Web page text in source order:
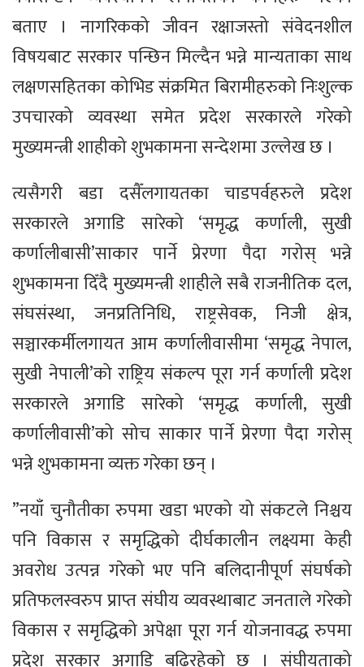
बताए । नागरिकको जीवन रक्षाजस्तो संवेदनशील
विषयबाट सरकार पन्छिन मिल्दैन भन्ने मान्यताका साथ
लक्षणसहितका कोभिड संक्रमित बिरामीहरुको निःशुल्क
उपचारको व्यवस्था समेत प्रदेश सरकारले गरेको
मुख्यमन्त्री शाहीको शुभकामना सन्देशमा उल्लेख छ ।
त्यसैगरी बडा दसैँलगायतका चाडपर्वहरुले प्रदेश
सरकारले अगाडि सारेको ‘समृद्ध कर्णाली, सुखी
कर्णालीबासी’साकार पार्ने प्रेरणा पैदा गरोस् भन्ने
शुभकामना दिँदै मुख्यमन्त्री शाहीले सबै राजनीतिक दल,
संघसंस्था, जनप्रतिनिधि, राष्ट्रसेवक, निजी क्षेत्र,
सञ्चारकर्मीलगायत आम कर्णालीवासीमा ‘समृद्ध नेपाल,
सुखी नेपाली’को राष्ट्रिय संकल्प पूरा गर्न कर्णाली प्रदेश
सरकारले अगाडि सारेको ‘समृद्ध कर्णाली, सुखी
कर्णालीवासी’को सोच साकार पार्ने प्रेरणा पैदा गरोस्
भन्ने शुभकामना व्यक्त गरेका छन् ।
”नयाँ चुनौतीका रुपमा खडा भएको यो संकटले निश्चय
पनि विकास र समृद्धिको दीर्घकालीन लक्ष्यमा केही
अवरोध उत्पन्न गरेको भए पनि बलिदानीपूर्ण संघर्षको
प्रतिफलस्वरुप प्राप्त संघीय व्यवस्थाबाट जनताले गरेको
विकास र समृद्धिको अपेक्षा पूरा गर्न योजनावद्ध रुपमा